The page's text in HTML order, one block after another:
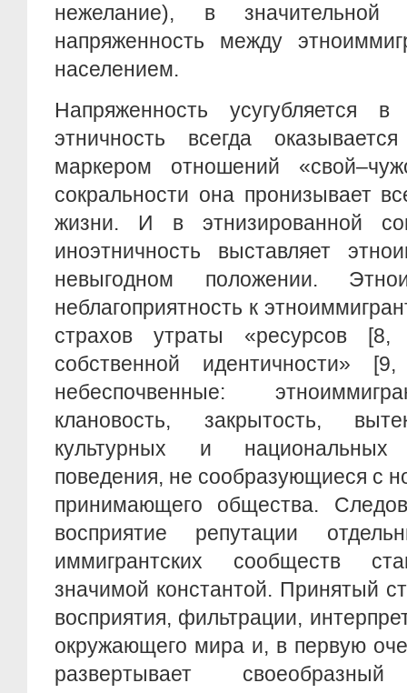
нежелание), в значительной
напряженность между
населением.
Напряженность
этничность всегда
маркером отношений
сокральности она пронизывает
жизни. И в этнизированной
иноэтничность выставляет
невыгодном положении.
неблагоприятность к
страхов утраты «ресурсов
собственной идентичности»
небеспочвенные:
клановость, закрытость,
культурных и
поведения, не сообразующиеся с
принимающего общества.
восприятие репутации
иммигрантских сообществ
значимой константой. Принятый
восприятия, фильтрации,
окружающего мира и, в первую
развертывает